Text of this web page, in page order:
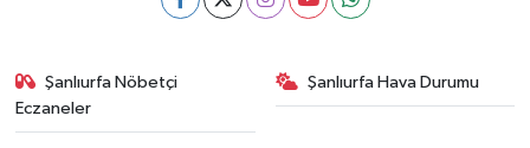
Şanlıurfa Nöbetçi
Eczaneler
Şanlıurfa Hava Durumu